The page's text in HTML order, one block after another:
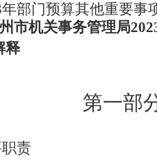
部门预算其他重要事
市机关事务管理局
释
第一部
责